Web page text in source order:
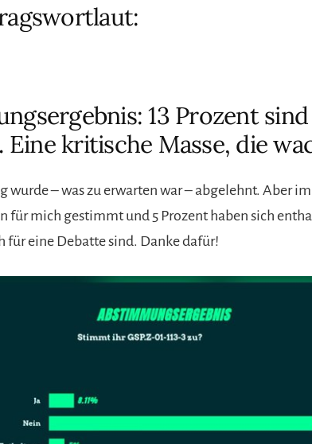
13 Prozent
kritische Masse, die
wurde – was zu erwarten war – abgelehnt. Aber
für mich gestimmt und 5 Prozent haben sich
für eine Debatte sind. Danke dafür!